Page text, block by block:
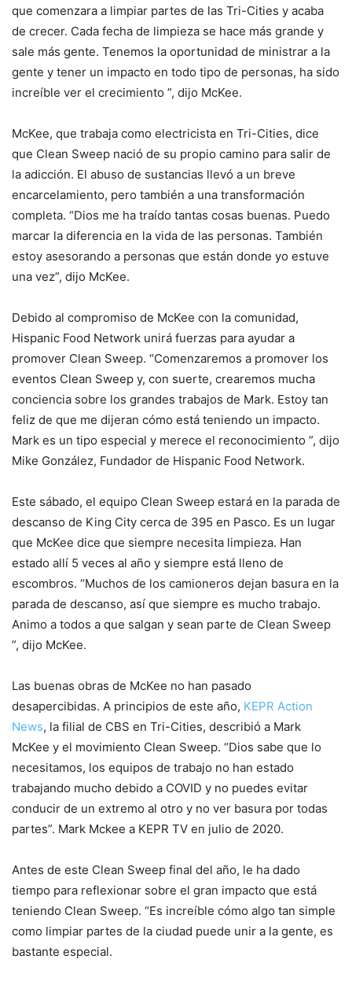
que comenzara a limpiar partes de las Tri-Cities y acaba
de crecer. Cada fecha de limpieza se hace más grande y
sale más gente. Tenemos la oportunidad de ministrar a la
gente y tener un impacto en todo tipo de personas, ha sido
increíble ver el crecimiento ”, dijo McKee.
McKee, que trabaja como electricista en Tri-Cities, dice
que Clean Sweep nació de su propio camino para salir de
la adicción. El abuso de sustancias llevó a un breve
encarcelamiento, pero también a una transformación
completa. “Dios me ha traído tantas cosas buenas. Puedo
marcar la diferencia en la vida de las personas. También
estoy asesorando a personas que están donde yo estuve
una vez”, dijo McKee.
Debido al compromiso de McKee con la comunidad,
Hispanic Food Network unirá fuerzas para ayudar a
promover Clean Sweep. “Comenzaremos a promover los
eventos Clean Sweep y, con suerte, crearemos mucha
conciencia sobre los grandes trabajos de Mark. Estoy tan
feliz de que me dijeran cómo está teniendo un impacto.
Mark es un tipo especial y merece el reconocimiento ”, dijo
Mike González, Fundador de Hispanic Food Network.
Este sábado, el equipo Clean Sweep estará en la parada de
descanso de King City cerca de 395 en Pasco. Es un lugar
que McKee dice que siempre necesita limpieza. Han
estado allí 5 veces al año y siempre está lleno de
escombros. “Muchos de los camioneros dejan basura en la
parada de descanso, así que siempre es mucho trabajo.
Animo a todos a que salgan y sean parte de Clean Sweep
”, dijo McKee.
Las buenas obras de McKee no han pasado
desapercibidas. A principios de este año, KEPR Action
News, la filial de CBS en Tri-Cities, describió a Mark
McKee y el movimiento Clean Sweep. “Dios sabe que lo
necesitamos, los equipos de trabajo no han estado
trabajando mucho debido a COVID y no puedes evitar
conducir de un extremo al otro y no ver basura por todas
partes”. Mark Mckee a KEPR TV en julio de 2020.
Antes de este Clean Sweep final del año, le ha dado
tiempo para reflexionar sobre el gran impacto que está
teniendo Clean Sweep. “Es increíble cómo algo tan simple
como limpiar partes de la ciudad puede unir a la gente, es
bastante especial.